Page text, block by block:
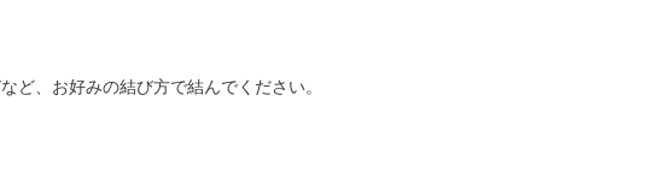
ど、お好みの結び方で結んでください。